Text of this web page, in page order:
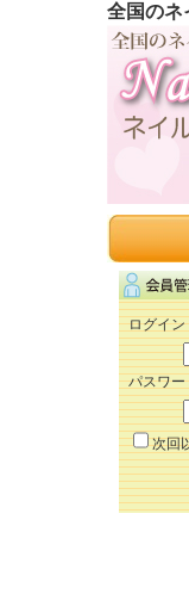
全国のネ
ログイン
パスワー
次回